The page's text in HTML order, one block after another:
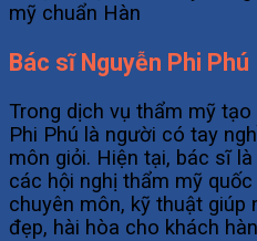
Bác sĩ Nguyễn Phi Phú
Trong dịch vụ thẩm mỹ
Phi Phú là người có tay
môn giỏi. Hiện tại, bác sĩ
các hội nghị thẩm mỹ
chuyên môn, kỹ thuật giúp
đẹp, hài hòa cho khách